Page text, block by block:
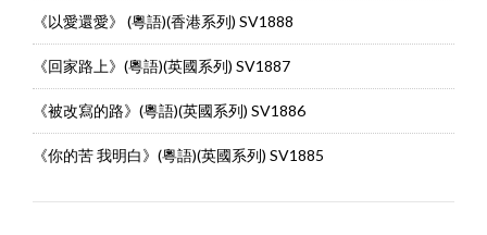
《以愛還愛》 (粵語)(香港系列) SV1888
《回家路上》(粵語)(英國系列) SV1887
《被改寫的路》(粵語)(英國系列) SV1886
《你的苦 我明白》(粵語)(英國系列) SV1885